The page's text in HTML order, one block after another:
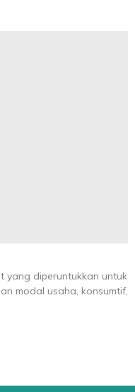
yang diperuntukkan untuk
modal usaha, konsumtif,